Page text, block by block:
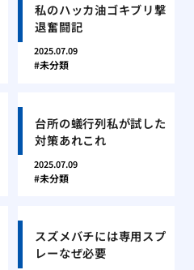
私のハッカ油ゴキブリ撃
退奮闘記
2025.07.09
未分類
台所の蟻行列私が試した
対策あれこれ
2025.07.09
未分類
スズメバチには専用スプ
レーなぜ必要